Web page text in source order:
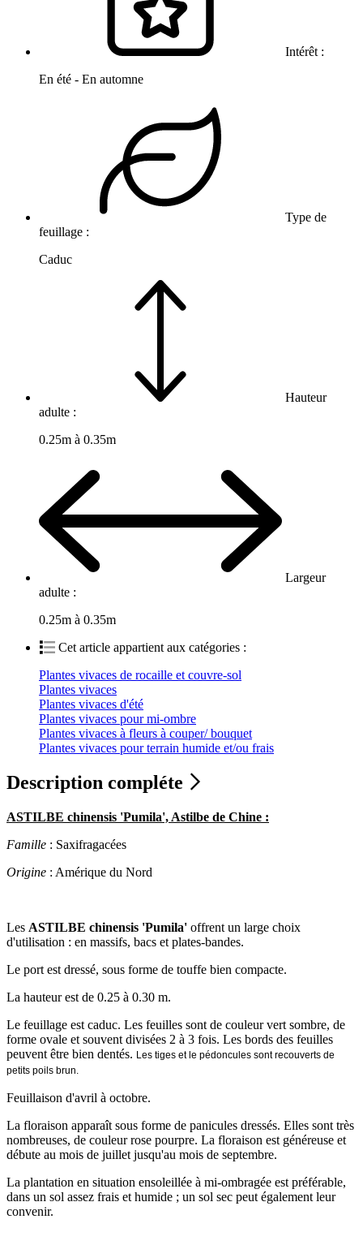
Intérêt :
En été - En automne
Type de
feuillage :
Caduc
Hauteur
adulte :
0.25m à 0.35m
Largeur
adulte :
0.25m à 0.35m
Cet article appartient aux catégories :
Plantes vivaces de rocaille et couvre-sol
Plantes vivaces
Plantes vivaces d'été
Plantes vivaces pour mi-ombre
Plantes vivaces à fleurs à couper/ bouquet
Plantes vivaces pour terrain humide et/ou frais
Description compléte
ASTILBE chinensis 'Pumila', Astilbe de Chine :
Famille : Saxifragacées
Origine : Amérique du Nord
Les ASTILBE chinensis 'Pumila' offrent un large choix
d'utilisation : en massifs, bacs et plates-bandes.
Le port est dressé, sous forme de touffe bien compacte.
La hauteur est de 0.25 à 0.30 m.
Le feuillage est caduc. Les feuilles sont de couleur vert sombre, de
forme ovale et souvent divisées 2 à 3 fois. Les bords des feuilles
peuvent être bien dentés. Les tiges et le pédoncules sont recouverts de
petits poils brun.
Feuillaison d'avril à octobre.
La floraison apparaît sous forme de panicules dressés. Elles sont très
nombreuses, de couleur rose pourpre. La floraison est généreuse et
débute au mois de juillet jusqu'au mois de septembre.
La plantation en situation ensoleillée à mi-ombragée est préférable,
dans un sol assez frais et humide ; un sol sec peut également leur
convenir.